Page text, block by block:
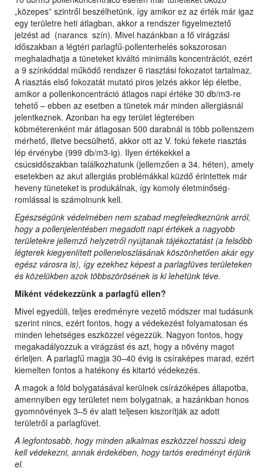
„közepes” szintről beszélhetünk, így amikor ez az érték már igaz
egy területre heti átlagban, akkor a rendszer figyelmeztető
jelzést ad (narancs szín). Mivel hazánkban a fő virágzási
időszakban a légtéri parlagfű-pollenterhelés sokszorosan
meghaladhatja a tüneteket kiváltó minimális koncentrációt, ezért
a 9 színkóddal működő rendszer 6 riasztási fokozatot tartalmaz.
A riasztás első fokozatát mutató piros jelzés akkor lép életbe,
amikor a pollenkoncentráció átlagos napi értéke 30 db/m3-re
tehető – ebben az esetben a tünetek már minden allergiásnál
jelentkeznek. Azonban ha egy terület légterében
köbméterenként már átlagosan 500 darabnál is több pollenszem
mérhető, illetve becsülhető, akkor ott az V. fokú fekete riasztás
lép érvénybe (999 db/m3-ig). Ilyen értékekkel a
csúcsidőszakban találkozhatunk (jellemzően a 34. héten), amely
esetekben az akut allergiás problémákkal küzdő érintettek már
heveny tüneteket is produkálnak, így komoly életminőség-
romlással is számolnunk kell.
Egészségünk védelmében nem szabad megfeledkeznünk arról,
hogy a pollenjelentésben megadott napi értékek a nagyobb
területekre jellemző helyzetről nyújtanak tájékoztatást (a felsőbb
légterek kiegyenlített polleneloszlásának köszönhetően akár egy
egész városra is), így ezekhez képest a parlagfüves területeken
és közelükben azok többszörösének is ki lehetünk téve.
Miként védekezzünk a parlagfű ellen?
Mivel egyedüli, teljes eredményre vezető módszer mai tudásunk
szerint nincs, ezért fontos, hogy a védekezést folyamatosan és
minden lehetséges eszközzel végezzük. Nagyon fontos, hogy
megakadályozzuk a virágzást és azt, hogy a növény magot
érleljen. A parlagfű magja 30–40 évig is csíraképes marad, ezért
kiemelten fontos a hatékony és kitartó védekezés.
A magok a föld bolygatásával kerülnek csírázóképes állapotba,
amennyiben egy területet nem bolygatnak, a hazánkban honos
gyomnövények 3–5 év alatt teljesen kiszorítják az adott
területről a parlagfüvet.
A legfontosabb, hogy minden alkalmas eszközzel hosszú ideig
kell védekezni, annak érdekében, hogy tartós eredményt érjünk
el.